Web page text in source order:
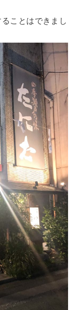
ことはできまし